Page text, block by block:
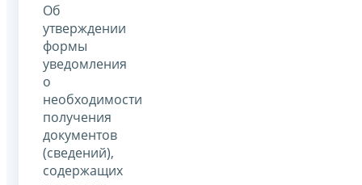
Об
утверждении
формы
уведомления
о
необходимости
получения
документов
(сведений),
содержащих